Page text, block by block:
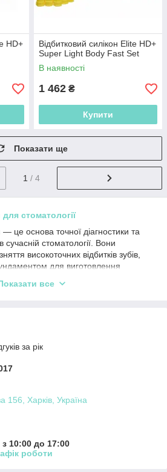
HD+
Відбитковий силікон Elite HD+
Super Light Body Fast Set
В наявності
1 462 ₴
Купити
Показати ще
1 / 4
стоматології
— це основа точної діагностики та
сучасній стоматології. Вони
високоточних відбитків зубів,
для виготовлення
як преміальні A-силікони з
стоматологічних клініках.
матеріалів
всі основні типи матеріалів для
Body, Medium Body
відбитків під імпланти та для
все
за рік
156, Харків, Україна
10:00 до 17:00
роботи